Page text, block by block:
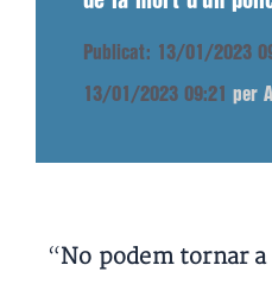
Publicat: 13/01/2023
13/01/2023 09:21 per
“No podem tornar a